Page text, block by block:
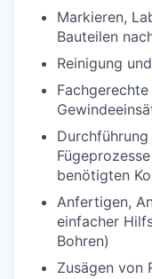
Markieren,
Bauteilen
Reinigung
benötigten
Anfertigen,
einfacher
Bohren)
Zusägen von